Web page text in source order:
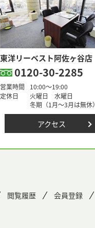
東洋リーベスト阿佐ヶ谷店
0120-30-2285
営業時間
10:00～19:00
定休日
火曜日 水曜日
冬期（1月～3月は無休）
アクセス
閲覧履歴
会員登録